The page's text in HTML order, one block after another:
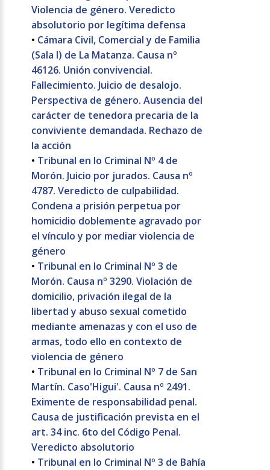
Violencia de género. Veredicto
absolutorio por legítima defensa
• Cámara Civil, Comercial y de Familia
(Sala I) de La Matanza. Causa nº
46126. Unión convivencial.
Fallecimiento. Juicio de desalojo.
Perspectiva de género. Ausencia del
carácter de tenedora precaria de la
conviviente demandada. Rechazo de
la acción
• Tribunal en lo Criminal Nº 4 de
Morón. Juicio por jurados. Causa nº
4787. Veredicto de culpabilidad.
Condena a prisión perpetua por
homicidio doblemente agravado por
el vínculo y por mediar violencia de
género
• Tribunal en lo Criminal Nº 3 de
Morón. Causa nº 3290. Violación de
domicilio, privación ilegal de la
libertad y abuso sexual cometido
mediante amenazas y con el uso de
armas, todo ello en contexto de
violencia de género
• Tribunal en lo Criminal Nº 7 de San
Martín. Caso'Higui'. Causa nº 2491.
Eximente de responsabilidad penal.
Causa de justificación prevista en el
art. 34 inc. 6to del Código Penal.
Veredicto absolutorio
• Tribunal en lo Criminal Nº 3 de Bahía